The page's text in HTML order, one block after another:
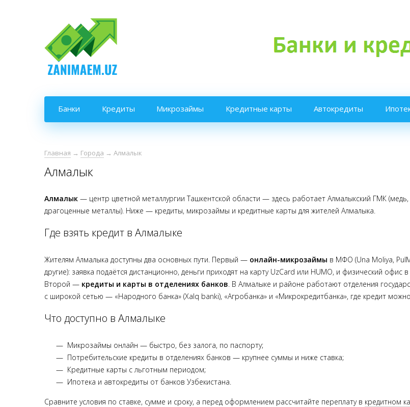
Банки Кредиты Микрозаймы Кредитные карты Автокредиты
Главная → Города → Алмалык
Алмалык
Алмалык — центр цветной металлургии Ташкентской области — здесь работает Алмалыкский ГМК (медь,
драгоценные металлы). Ниже — кредиты, микрозаймы и кредитные карты для жителей Алмалыка.
Где взять кредит в Алмалыке
Жителям Алмалыка доступны два основных пути. Первый — онлайн-микрозаймы в МФО (Una Moliya,
другие): заявка подаётся дистанционно, деньги приходят на карту UzCard или HUMO, и физический офис
Второй — кредиты и карты в отделениях банков. В Алмалыке и районе работают отделения
с широкой сетью — «Народного банка» (Xalq banki), «Агробанка» и «Микрокредитбанка», где кредит
Что доступно в Алмалыке
Микрозаймы онлайн — быстро, без залога, по паспорту;
Потребительские кредиты в отделениях банков — крупнее суммы и ниже ставка;
Кредитные карты с льготным периодом;
Ипотека и автокредиты от банков Узбекистана.
Сравните условия по ставке, сумме и сроку, а перед оформлением рассчитайте переплату в кредитном